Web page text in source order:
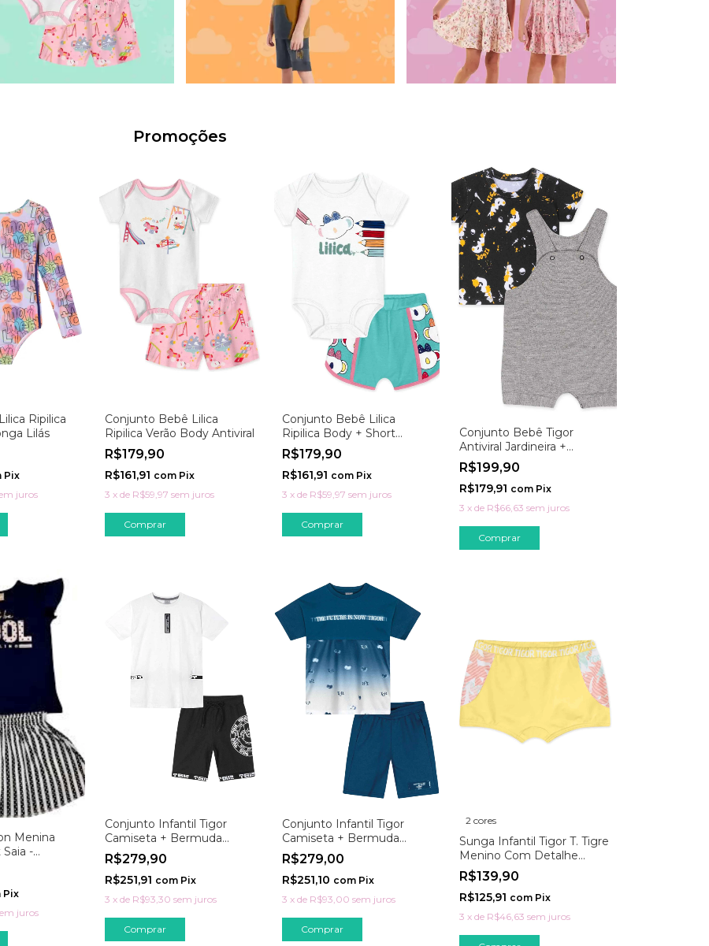
Promoções
Ripilica
Lilás
Pix
juros
Conjunto Bebê Lilica
Ripilica Verão Body Antiviral
R$179,90
R$161,91 com Pix
3 x de R$59,97 sem juros
Comprar
Conjunto Bebê Lilica
Ripilica Body + Short
Branco E Verde
R$179,90
R$161,91 com Pix
3 x de R$59,97 sem juros
Comprar
Conjunto Bebê Tigor
Antiviral Jardineira +
Camiseta
R$199,90
R$179,91 com Pix
3 x de R$66,63 sem juros
Comprar
Menina
Saia -
Pix
juros
Conjunto Infantil Tigor
Camiseta + Bermuda
Moletom Labirinto
R$279,90
R$251,91 com Pix
3 x de R$93,30 sem juros
Comprar
Conjunto Infantil Tigor
Camiseta + Bermuda
Moletom
R$279,00
R$251,10 com Pix
3 x de R$93,00 sem juros
Comprar
2 cores
Sunga Infantil Tigor T. Tigre
Menino Com Detalhe
Estampado E Proteção Uv
R$139,90
R$125,91 com Pix
3 x de R$46,63 sem juros